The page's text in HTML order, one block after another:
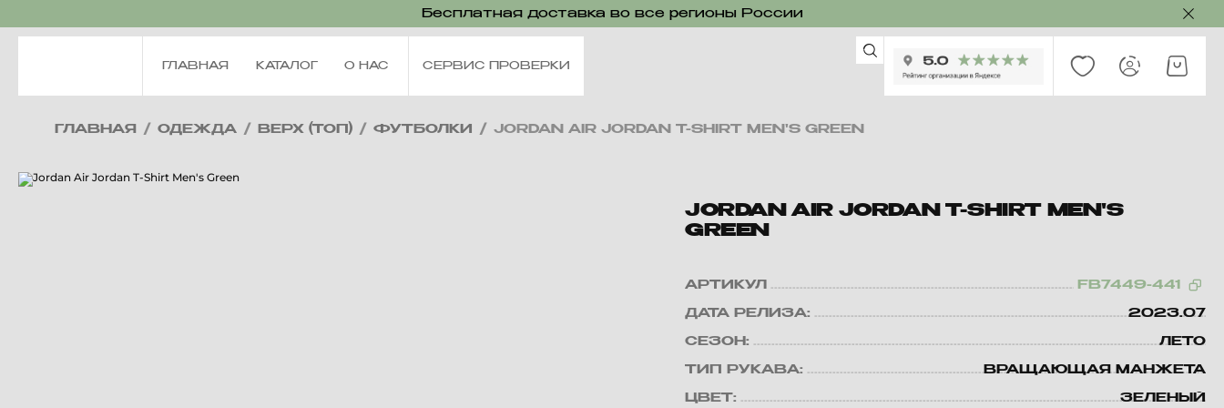
Бесплатная доставка во все регионы России
ГЛАВНАЯ КАТАЛОГ О НАС СЕРВИС ПРОВЕРКИ
ГЛАВНАЯ / ОДЕЖДА / ВЕРХ (ТОП) / ФУТБОЛКИ / JORDAN AIR JORDAN T-SHIRT MEN'S GREEN
JORDAN AIR JORDAN T-SHIRT MEN'S
GREEN
АРТИКУЛ FB7449-441
ДАТА РЕЛИЗА: 2023.07
СЕЗОН: ЛЕТО
ТИП РУКАВА: ВРАЩАЮЩАЯ МАНЖЕТА
ЦВЕТ: ЗЕЛЕНЫЙ